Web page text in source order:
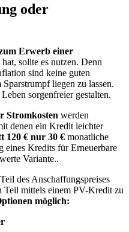
oder
Erwerb einer
sollte es nutzen. Denn
sind keine guten
liegen zu lassen.
sorgenfreier gestalten.
Stromkosten werden
denen ein Kredit leichter
120 € nur 30 € monatliche
eines Kredits für Erneuerbare
Variante..
des Anschaffungspreises
Teil mittels einem PV-Kredit zu
möglich: